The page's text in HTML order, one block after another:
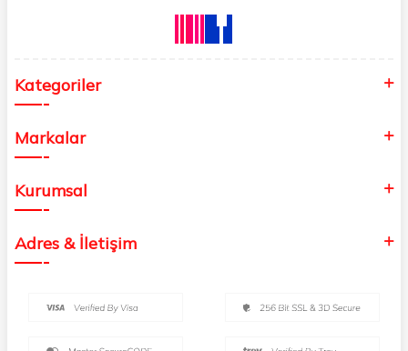
Kategoriler
Markalar
Kurumsal
Adres & İletişim